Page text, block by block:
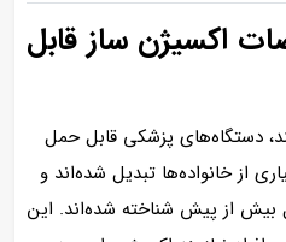
اکسیژن ساز قابل
دستگاه‌های پزشکی قابل حمل
از خانواده‌ها تبدیل شده‌اند و
بیش از پیش شناخته شده‌اند. این